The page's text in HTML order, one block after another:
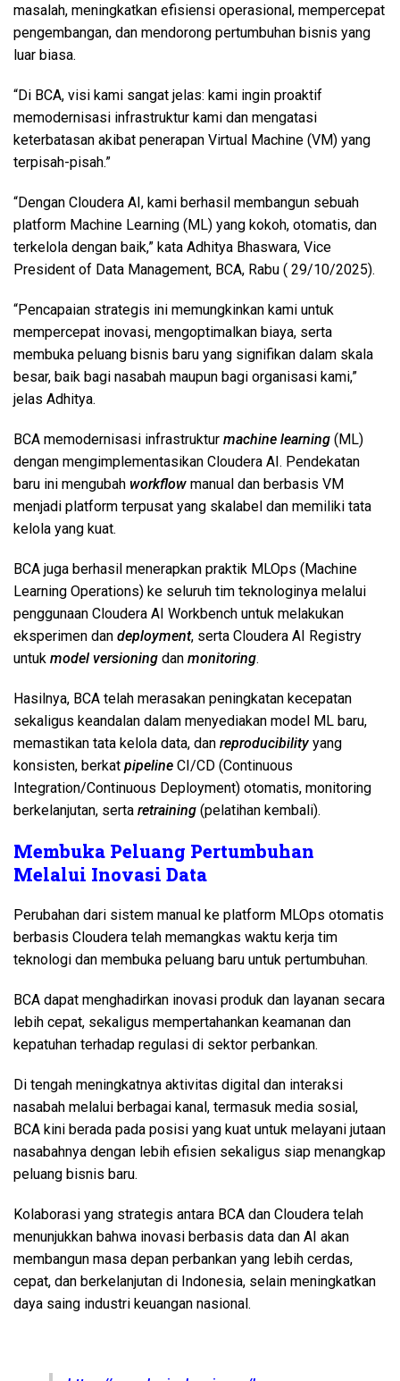
masalah, meningkatkan efisiensi operasional, mempercepat
pengembangan, dan mendorong pertumbuhan bisnis yang
luar biasa.
“Di BCA, visi kami sangat jelas: kami ingin proaktif
memodernisasi infrastruktur kami dan mengatasi
keterbatasan akibat penerapan Virtual Machine (VM) yang
terpisah-pisah.”
“Dengan Cloudera AI, kami berhasil membangun sebuah
platform Machine Learning (ML) yang kokoh, otomatis, dan
terkelola dengan baik,” kata Adhitya Bhaswara, Vice
President of Data Management, BCA, Rabu ( 29/10/2025).
“Pencapaian strategis ini memungkinkan kami untuk
mempercepat inovasi, mengoptimalkan biaya, serta
membuka peluang bisnis baru yang signifikan dalam skala
besar, baik bagi nasabah maupun bagi organisasi kami,”
jelas Adhitya.
BCA memodernisasi infrastruktur machine learning (ML)
dengan mengimplementasikan Cloudera AI. Pendekatan
baru ini mengubah workflow manual dan berbasis VM
menjadi platform terpusat yang skalabel dan memiliki tata
kelola yang kuat.
BCA juga berhasil menerapkan praktik MLOps (Machine
Learning Operations) ke seluruh tim teknologinya melalui
penggunaan Cloudera AI Workbench untuk melakukan
eksperimen dan deployment, serta Cloudera AI Registry
untuk model versioning dan monitoring.
Hasilnya, BCA telah merasakan peningkatan kecepatan
sekaligus keandalan dalam menyediakan model ML baru,
memastikan tata kelola data, dan reproducibility yang
konsisten, berkat pipeline CI/CD (Continuous
Integration/Continuous Deployment) otomatis, monitoring
berkelanjutan, serta retraining (pelatihan kembali).
Membuka Peluang Pertumbuhan
Melalui Inovasi Data
Perubahan dari sistem manual ke platform MLOps otomatis
berbasis Cloudera telah memangkas waktu kerja tim
teknologi dan membuka peluang baru untuk pertumbuhan.
BCA dapat menghadirkan inovasi produk dan layanan secara
lebih cepat, sekaligus mempertahankan keamanan dan
kepatuhan terhadap regulasi di sektor perbankan.
Di tengah meningkatnya aktivitas digital dan interaksi
nasabah melalui berbagai kanal, termasuk media sosial,
BCA kini berada pada posisi yang kuat untuk melayani jutaan
nasabahnya dengan lebih efisien sekaligus siap menangkap
peluang bisnis baru.
Kolaborasi yang strategis antara BCA dan Cloudera telah
menunjukkan bahwa inovasi berbasis data dan AI akan
membangun masa depan perbankan yang lebih cerdas,
cepat, dan berkelanjutan di Indonesia, selain meningkatkan
daya saing industri keuangan nasional.